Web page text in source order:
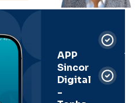
APP
Sincor
Digital
-